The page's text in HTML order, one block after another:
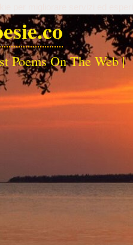
Poems On The Web |